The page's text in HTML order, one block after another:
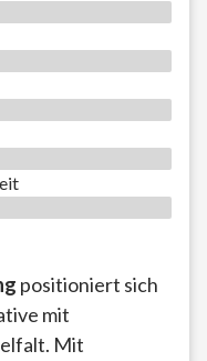
positioniert sich
mit
Mit